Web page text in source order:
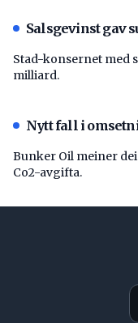
Salsgevinst gav
Stad-konsernet med
milliard.
Nytt fall i
Bunker Oil meiner
Co2-avgifta.